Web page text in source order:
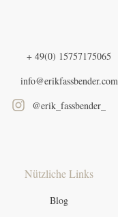
+ 49(0) 15757175065
info@erikfassbender.com
@erik_fassbender_
Nützliche Links
Blog